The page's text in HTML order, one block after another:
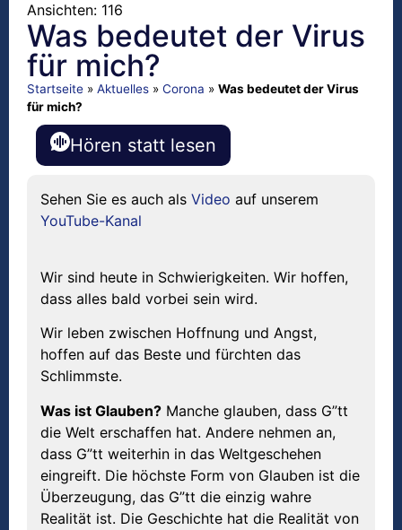
Ansichten: 116
Was bedeutet der Virus
für mich?
Startseite » Aktuelles » Corona » Was bedeutet der Virus
für mich?
Hören statt lesen
Sehen Sie es auch als Video auf unserem
YouTube-Kanal
Wir sind heute in Schwierigkeiten. Wir hoffen,
dass alles bald vorbei sein wird.
Wir leben zwischen Hoffnung und Angst,
hoffen auf das Beste und fürchten das
Schlimmste.
Was ist Glauben? Manche glauben, dass G”tt
die Welt erschaffen hat. Andere nehmen an,
dass G”tt weiterhin in das Weltgeschehen
eingreift. Die höchste Form von Glauben ist die
Überzeugung, das G”tt die einzig wahre
Realität ist. Die Geschichte hat die Realität von